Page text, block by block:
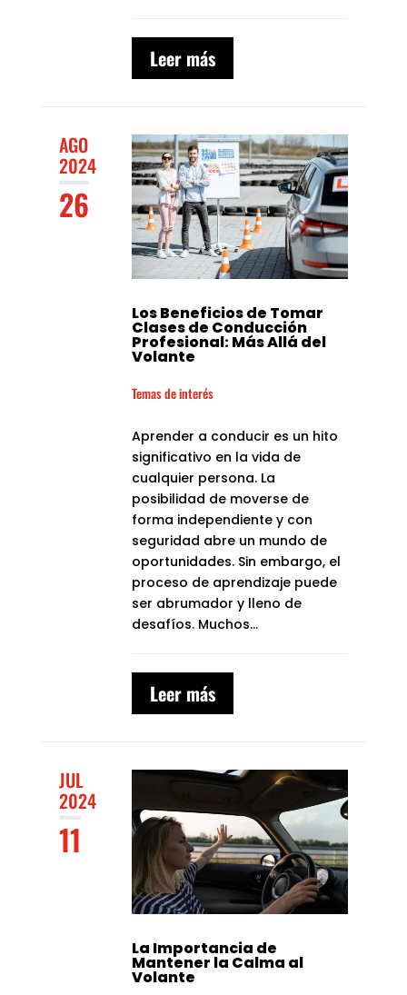
Leer más
AGO
2024
26
Los Beneficios de Tomar
Clases de Conducción
Profesional: Más Allá del
Volante
Temas de interés
Aprender a conducir es un hito
significativo en la vida de
cualquier persona. La
posibilidad de moverse de
forma independiente y con
seguridad abre un mundo de
oportunidades. Sin embargo, el
proceso de aprendizaje puede
ser abrumador y lleno de
desafíos. Muchos...
Leer más
JUL
2024
11
La Importancia de
Mantener la Calma al
Volante